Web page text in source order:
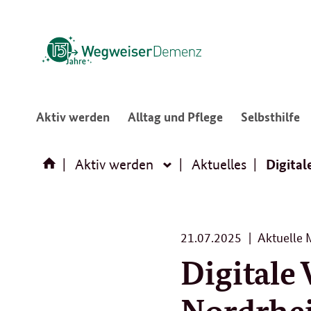
Aktiv werden:
öffnen/schließen
Alltag und Pflege:
öffnen/
Selbsthilfe:
Aktiv werden
AktivAktuelles
Digitale
21.07.2025 21.
07.
2025
Aktuelle